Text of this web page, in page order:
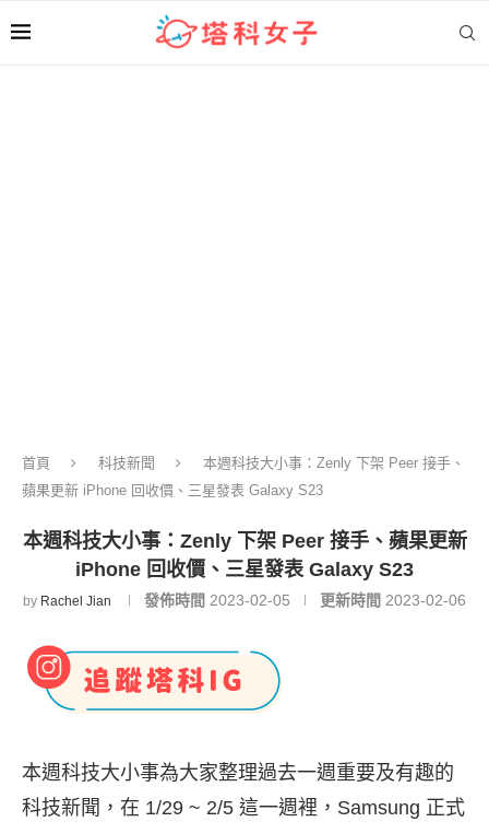
首頁 科技新聞
本週科技大小事：Zenly 下架 Peer 接手、
蘋果更新 iPhone 回收價、三星發表 Galaxy S23
本週科技大小事：Zenly 下架 Peer 接手、蘋果更新
iPhone 回收價、三星發表 Galaxy S23
by Rachel Jian 發佈時間 2023-02-05 更新時間 2023-02-06
本週科技大小事為大家整理過去一週重要及有趣的
科技新聞，在 1/29 ~ 2/5 這一週裡，Samsung 正式